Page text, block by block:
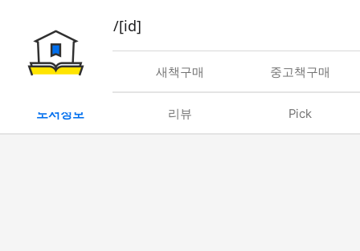
book/rent/[id]
대여 새책구매 중고책구매
도서정보 리뷰 Pick